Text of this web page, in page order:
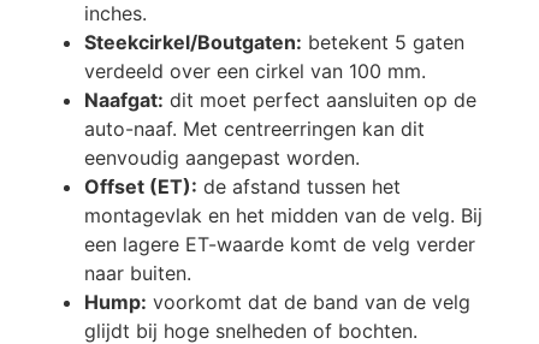
inches.
Steekcirkel/Boutgaten: betekent 5 gaten
verdeeld over een cirkel van 100 mm.
Naafgat: dit moet perfect aansluiten op de
auto-naaf. Met centreerringen kan dit
eenvoudig aangepast worden.
Offset (ET): de afstand tussen het
montagevlak en het midden van de velg. Bij
een lagere ET-waarde komt de velg verder
naar buiten.
Hump: voorkomt dat de band van de velg
glijdt bij hoge snelheden of bochten.